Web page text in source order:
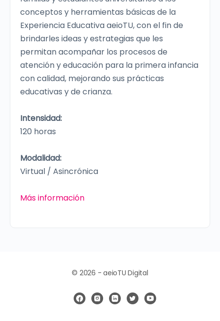
conceptos y herramientas básicas de la
Experiencia Educativa aeioTU, con el fin de
brindarles ideas y estrategias que les
permitan acompañar los procesos de
atención y educación para la primera infancia
con calidad, mejorando sus prácticas
educativas y de crianza.
Intensidad:
120 horas
Modalidad:
Virtual / Asincrónica
Más información
© 2026 - aeioTU Digital